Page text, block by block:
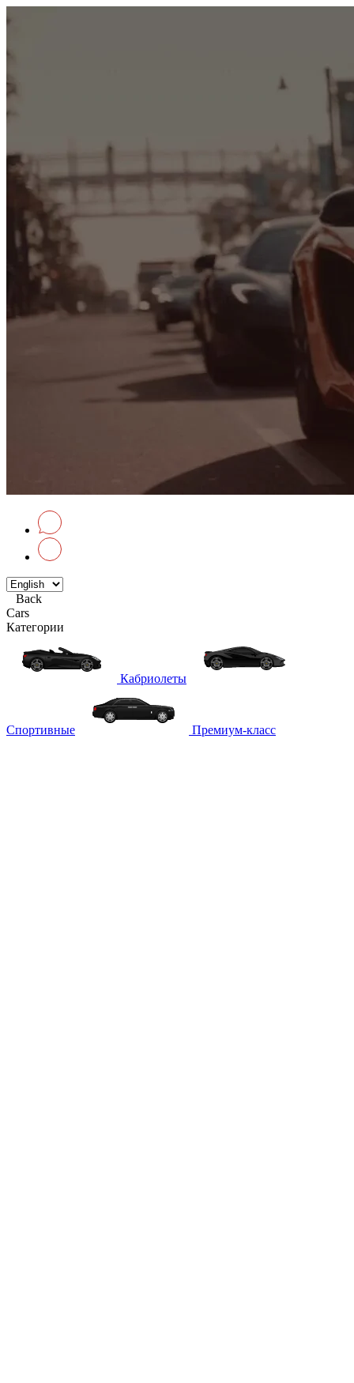
Back
Cars
Категории
Кабриолеты
Спортивные Премиум-класс